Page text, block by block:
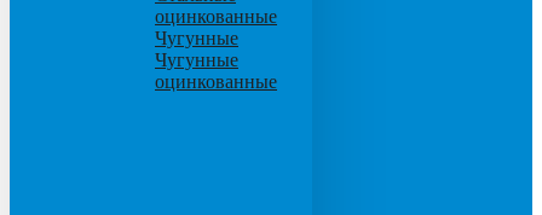
оцинкованные
Чугунные
Чугунные
оцинкованные